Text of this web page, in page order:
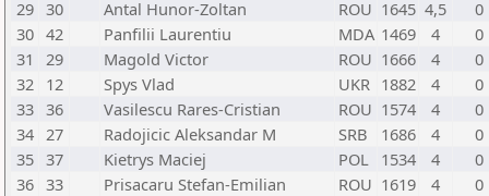
29 30 Antal Hunor-Zoltan ROU 1645 4,5
0
30 42 Panfilii Laurentiu MDA 1469 4
0
31
29 Magold Victor ROU 1666 4
0
32 12 Spys Vlad UKR 1882 4
0
33 36 Vasilescu Rares-Cristian ROU 1574 4
0
34 27 Radojicic Aleksandar M SRB 1686 4
0
35 37 Kietrys Maciej POL 1534 4
0
36 33 Prisacaru Stefan-Emilian ROU 1619 4
0